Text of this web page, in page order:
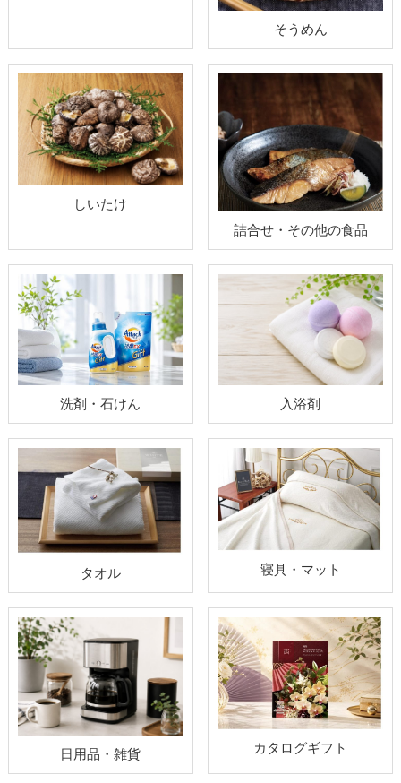
そうめん
しいたけ
詰合せ・その他の食品
洗剤・石けん 入浴剤
タオル 寝具・マット
日用品・雑貨 カタログギフト